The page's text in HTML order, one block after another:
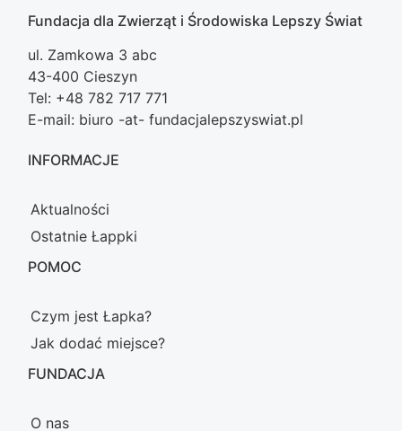
Fundacja dla Zwierząt i Środowiska Lepszy Świat
ul. Zamkowa 3 abc
43-400 Cieszyn
Tel: +48 782 717 771
E-mail: biuro -at- fundacjalepszyswiat.pl
INFORMACJE
Aktualności
Ostatnie Łappki
POMOC
Czym jest Łapka?
Jak dodać miejsce?
FUNDACJA
O nas